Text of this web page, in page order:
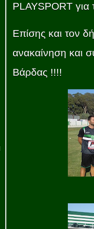
PLAYSPORT για
Επίσης και τον
ανακαίνηση και
Βάρδας !!!!